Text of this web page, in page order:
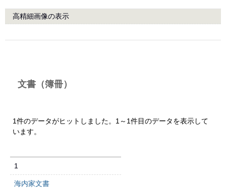
高精細画像の表示
文書（簿冊）
1件のデータがヒットしました。1～1件目のデータを表示して
います。
1
海内家文書